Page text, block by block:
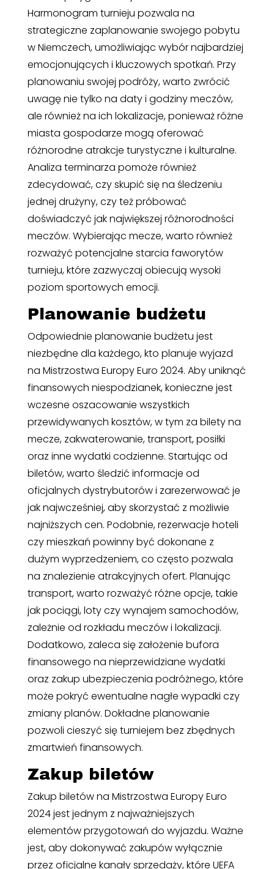
Harmonogram turnieju pozwala na
strategiczne zaplanowanie swojego pobytu
w Niemczech, umożliwiając wybór najbardziej
emocjonujących i kluczowych spotkań. Przy
planowaniu swojej podróży, warto zwrócić
uwagę nie tylko na daty i godziny meczów,
ale również na ich lokalizacje, ponieważ różne
miasta gospodarze mogą oferować
różnorodne atrakcje turystyczne i kulturalne.
Analiza terminarza pomoże również
zdecydować, czy skupić się na śledzeniu
jednej drużyny, czy też próbować
doświadczyć jak największej różnorodności
meczów. Wybierając mecze, warto również
rozważyć potencjalne starcia faworytów
turnieju, które zazwyczaj obiecują wysoki
poziom sportowych emocji.
Planowanie budżetu
Odpowiednie planowanie budżetu jest
niezbędne dla każdego, kto planuje wyjazd
na Mistrzostwa Europy Euro 2024. Aby uniknąć
finansowych niespodzianek, konieczne jest
wczesne oszacowanie wszystkich
przewidywanych kosztów, w tym za bilety na
mecze, zakwaterowanie, transport, posiłki
oraz inne wydatki codzienne. Startując od
biletów, warto śledzić informacje od
oficjalnych dystrybutorów i zarezerwować je
jak najwcześniej, aby skorzystać z możliwie
najniższych cen. Podobnie, rezerwacje hoteli
czy mieszkań powinny być dokonane z
dużym wyprzedzeniem, co często pozwala
na znalezienie atrakcyjnych ofert. Planując
transport, warto rozważyć różne opcje, takie
jak pociągi, loty czy wynajem samochodów,
zależnie od rozkładu meczów i lokalizacji.
Dodatkowo, zaleca się założenie bufora
finansowego na nieprzewidziane wydatki
oraz zakup ubezpieczenia podróżnego, które
może pokryć ewentualne nagłe wypadki czy
zmiany planów. Dokładne planowanie
pozwoli cieszyć się turniejem bez zbędnych
zmartwień finansowych.
Zakup biletów
Zakup biletów na Mistrzostwa Europy Euro
2024 jest jednym z najważniejszych
elementów przygotowań do wyjazdu. Ważne
jest, aby dokonywać zakupów wyłącznie
przez oficjalne kanały sprzedaży, które UEFA